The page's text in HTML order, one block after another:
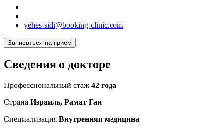
yehes-sidi@booking-clinic.com
Записаться на приём
Сведения о докторе
Профессиональный стаж 42 года
Страна Израиль, Рамат Ган
Специализация Внутренняя медицина